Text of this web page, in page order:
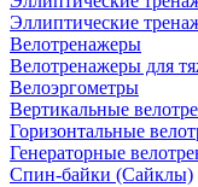
Эллиптические
Велотренажеры
Велотренажеры для
Велоэргометры
Вертикальные
Горизонтальные
Генераторные
Спин-байки (Сайклы)